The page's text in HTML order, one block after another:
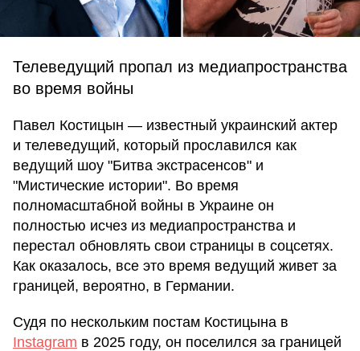
Телеведущий пропал из медиапространства
во время войны
Павел Костицын — известный украинский актер
и телеведущий, который прославился как
ведущий шоу "Битва экстрасенсов" и
"Мистические истории". Во время
полномасштабной войны в Украине он
полностью исчез из медиапространства и
перестал обновлять свои страницы в соцсетях.
Как оказалось, все это время ведущий живет за
границей, вероятно, в Германии.
Судя по нескольким постам Костицына в
Instagram в 2025 году, он поселился за границей